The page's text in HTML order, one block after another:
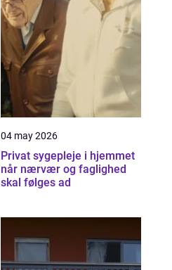
04 may 2026
Privat sygepleje i hjemmet
når nærvær og faglighed
skal følges ad